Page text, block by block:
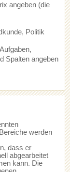
angeben (die
Politik
Spalten angeben
werden
dass er
abgearbeitet
kann. Die